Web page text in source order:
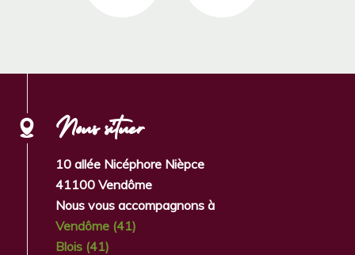
Nous situer
10 allée Nicéphore Nièpce
41100 Vendôme
Nous vous accompagnons à
Vendôme (41)
Blois (41)